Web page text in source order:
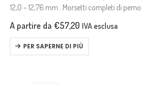
12,0 – 12,76 mm.. Morsetti completi di
A partire da €57,20 IVA esclusa
PER SAPERNE DI PIÙ